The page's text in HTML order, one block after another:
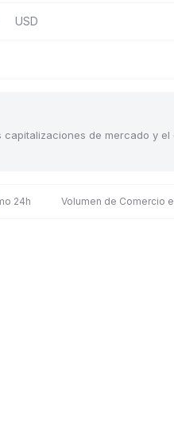
USD
de mercado y
24h Volumen de Comercio